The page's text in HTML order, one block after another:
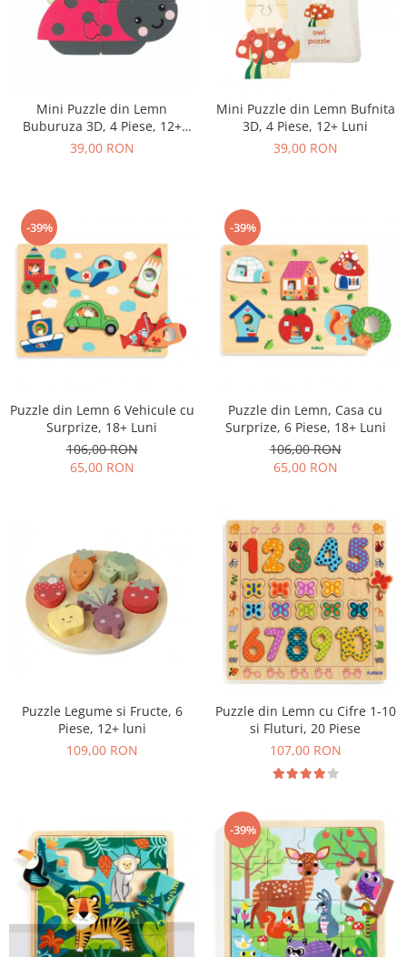
Mini Puzzle din Lemn
Buburuza 3D, 4 Piese, 12+
Luni
39,00 RON
Mini Puzzle din Lemn Bufnita
3D, 4 Piese, 12+ Luni
39,00 RON
-39%
Puzzle din Lemn 6 Vehicule cu
Surprize, 18+ Luni
106,00 RON
65,00 RON
-39%
Puzzle din Lemn, Casa cu
Surprize, 6 Piese, 18+ Luni
106,00 RON
65,00 RON
Puzzle Legume si Fructe, 6
Piese, 12+ luni
109,00 RON
Puzzle din Lemn cu Cifre 1-10
si Fluturi, 20 Piese
107,00 RON
-39%